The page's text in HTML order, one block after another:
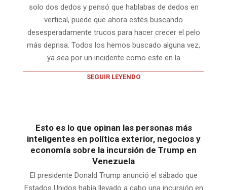
solo dos dedos y pensó que hablabas de dedos en
vertical, puede que ahora estés buscando
desesperadamente trucos para hacer crecer el pelo
más deprisa. Todos los hemos buscado alguna vez,
ya sea por un incidente como este en la
SEGUIR LEYENDO
Esto es lo que opinan las personas más
inteligentes en política exterior, negocios y
economía sobre la incursión de Trump en
Venezuela
El presidente Donald Trump anunció el sábado que
Estados Unidos había llevado a cabo una incursión en